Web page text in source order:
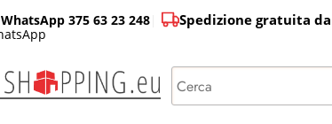
WhatsApp 375 63 23 248 Spedizione gratuita da